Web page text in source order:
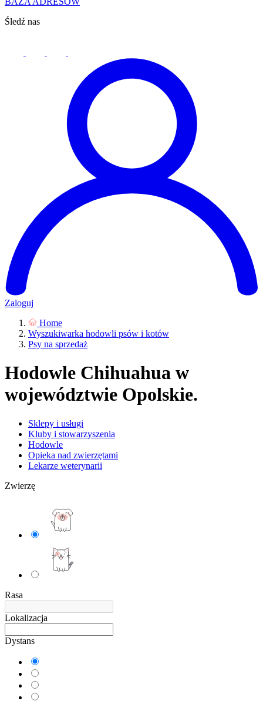
Śledź nas
Zaloguj
Home
Wyszukiwarka hodowli psów i kotów
Psy na sprzedaż
Hodowle Chihuahua w
województwie Opolskie.
Sklepy i usługi
Kluby i stowarzyszenia
Hodowle
Opieka nad zwierzętami
Lekarze weterynarii
Zwierzę
Rasa
Lokalizacja
Dystans